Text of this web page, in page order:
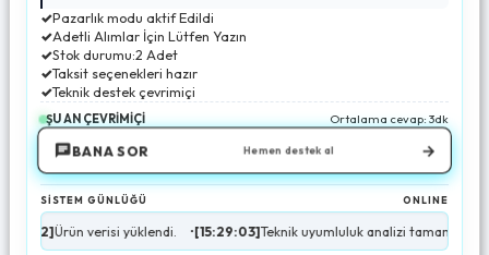
✓Pazarlık modu aktif Edildi
✓Adetli Alımlar İçin Lütfen Yazın
✓Stok durumu:2 Adet
✓Taksit seçenekleri hazır
✓Teknik destek çevrimiçi
ŞU AN ÇEVRİMİÇİ Ortalama cevap: 3dk
BANA SOR Hemen destek al →
SİSTEM GÜNLÜĞÜ ONLINE
Ürün verisi yüklendi. •[15:29:03]Teknik uyumluluk analizi tamamlandı.